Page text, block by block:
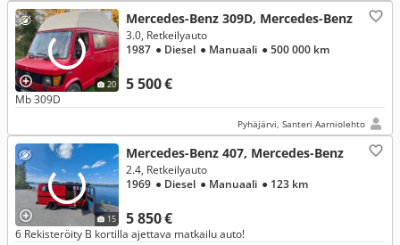
20
Mercedes-Benz 309D, Mercedes-Benz
5 500 €
3.0, Retkeilyauto
1987 ● Diesel ● Manuaali ● 500 000 km
Mb 309D
Pyhäjärvi, Santeri Aarniolehto
15
Mercedes-Benz 407, Mercedes-Benz
5 850 €
2.4, Retkeilyauto
1969 ● Diesel ● Manuaali ● 123 km
6 Rekisteröity B kortilla ajettava matkailu auto!